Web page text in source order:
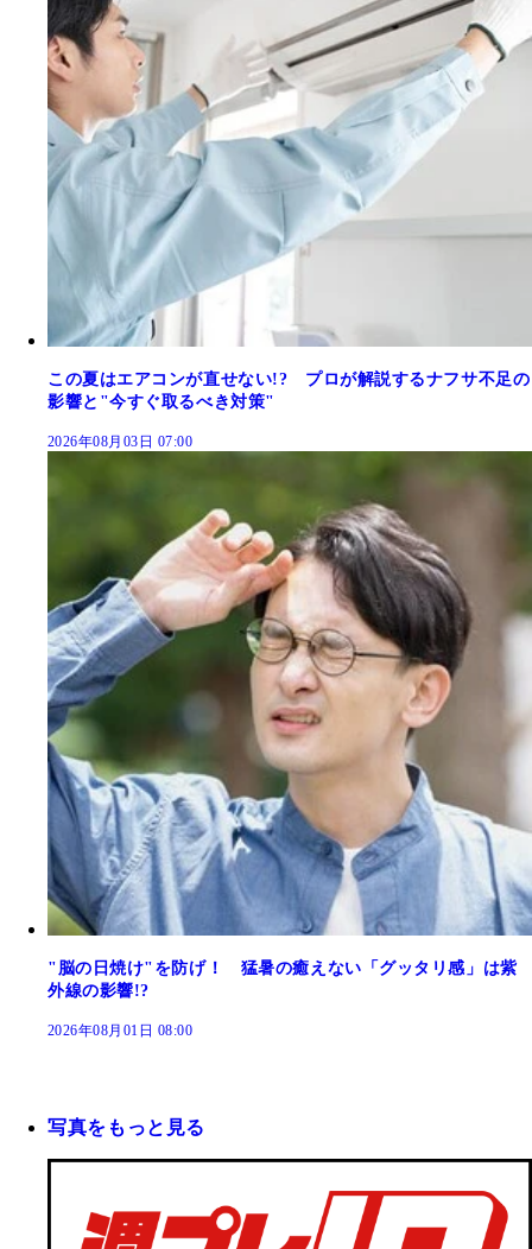
この夏はエアコンが直せない!? プロが解説するナフサ不足の
影響と"今すぐ取るべき対策"
2026年08月03日 07:00
"脳の日焼け"を防げ！ 猛暑の癒えない「グッタリ感」は紫
外線の影響!?
2026年08月01日 08:00
写真をもっと見る